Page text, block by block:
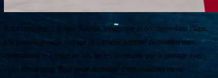
Salut mes amis ! Je suis Natalie, blogueuse et écrivaine dans l'âme.
Ma passion pour le voyage m'a amené à visiter de nombreuses
destinations et à vivre de très belles aventures que je partage avec
vous sur ce blog. Pour toute demande d'informations ou de